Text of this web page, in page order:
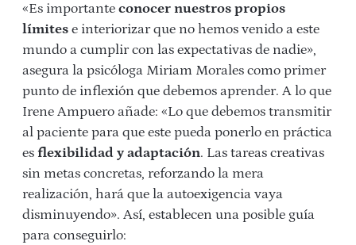
«Es importante conocer nuestros propios
límites e interiorizar que no hemos venido a este
mundo a cumplir con las expectativas de nadie»,
asegura la psicóloga Miriam Morales como primer
punto de inflexión que debemos aprender. A lo que
Irene Ampuero añade: «Lo que debemos transmitir
al paciente para que este pueda ponerlo en práctica
es flexibilidad y adaptación. Las tareas creativas
sin metas concretas, reforzando la mera
realización, hará que la autoexigencia vaya
disminuyendo». Así, establecen una posible guía
para conseguirlo: